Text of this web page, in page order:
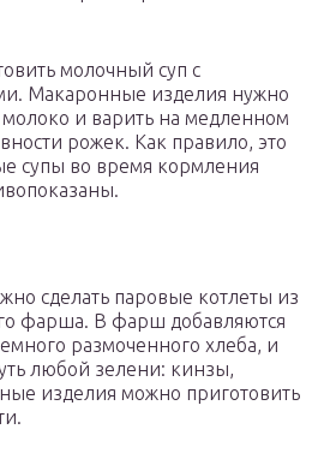
молочный суп с
Макаронные изделия нужно
и варить на медленном
рожек. Как правило, это
супы во время кормления
сделать паровые котлеты из
фарша. В фарш добавляются
размоченного хлеба, и
любой зелени: кинзы,
изделия можно приготовить